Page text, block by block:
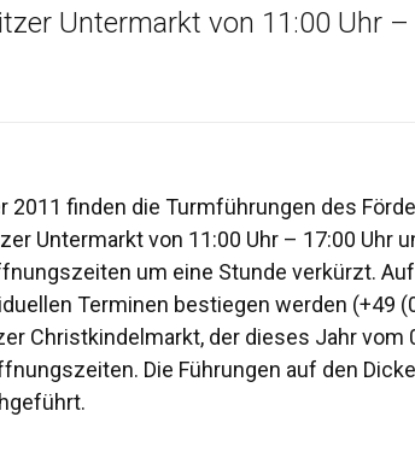
Untermarkt von 11:00 Uhr
2011 finden die Turmführungen des
Untermarkt von 11:00 Uhr – 17:00 Uhr
um eine Stunde verkürzt.
Terminen bestiegen werden (+49
Christkindelmarkt, der dieses Jahr
Die Führungen auf den